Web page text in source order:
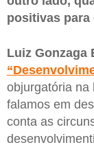
positivas para
Luiz Gonzaga
objurgatória na
falamos em
conta as